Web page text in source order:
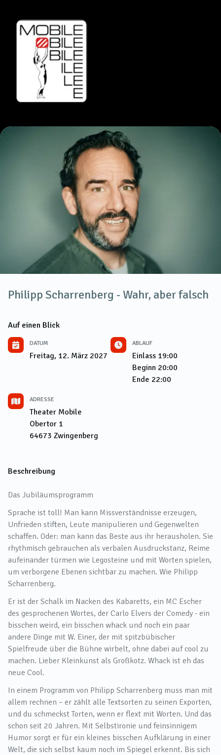
Philipp Scharrenberg - Wahr, aber falsch
Auf einen Blick
DATUM
Freitag, 12. März 2027
ABLAUF
Einlass 19:00
Beginn 20:00
Ende 22:00
ADRESSE
Theater Mobile
Obertor 1
64673 Zwingenberg
Beschreibung
Das Jubiläumsprogramm
Sprache ist toll! Man kann Missverständnisse erzeugen,
Unfrieden stiften, Leute manipulieren und Gegenwelten
schaffen. Oder: man kann das Beste aus ihr herausholen. Sie
rhythmisch gebrauchen als verbalen Ausdruckstanz, Reime
aufeinander türmen wie Legosteine und mit Worten spielen,
um verborgene Ebenen sichtbar zu machen. Wie Philipp
Scharrenberg.
Er ist der Schalk im Nacken des Kabaretts, ein MC Escher
des gesprochenen Wortes, der Carlo Elvers der Comedy - ein
bisschen weird, ein bisschen whack und noch ein paar
andere Dinge mit W. Einer, der mit spitzbübischer
Spielfreude über die Bühne wirbelt, ohne dabei auf cool zu
machen. Lieber Kleinkunst als Großkotz. Whack ist eh das
neue Cool.
In einem Programm von Philipp Scharrenberg muss man mit
allem rechnen – er zählt alle Textsorten zu seinen Exporten,
und du schmeckst Torten, wenn er flext mit Worten. Und das
schon seit 20 Jahren. Mit Selbstironie und feinsinnigem
Humor sorgt er für ein kleines bisschen Aufklärung in einer
Welt, die sich selbst kaum noch im Spiegel erkennt. Bis sich